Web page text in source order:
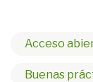
Acceso
Buenas